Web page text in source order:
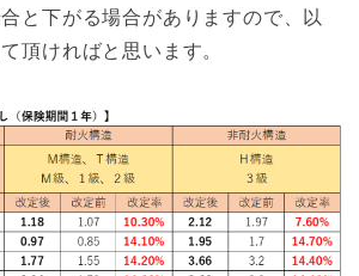
と下がる場合がありますので、以
頂ければと思います。